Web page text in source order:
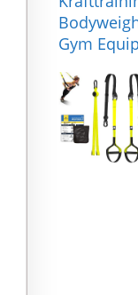
Gym